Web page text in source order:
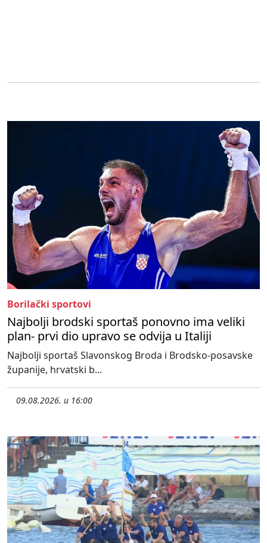
Borilački sportovi
Najbolji brodski sportaš ponovno ima veliki
plan- prvi dio upravo se odvija u Italiji
Najbolji sportaš Slavonskog Broda i Brodsko-posavske
županije, hrvatski b...
09.08.2026. u 16:00